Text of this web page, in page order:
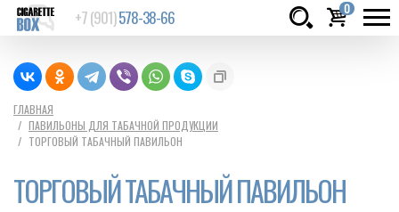
+7 (901)578-38-66 0
ГЛАВНАЯ
ПАВИЛЬОНЫ ДЛЯ ТАБАЧНОЙ ПРОДУКЦИИ
ТОРГОВЫЙ ТАБАЧНЫЙ ПАВИЛЬОН
ТОРГОВЫЙ ТАБАЧНЫЙ ПАВИЛЬОН